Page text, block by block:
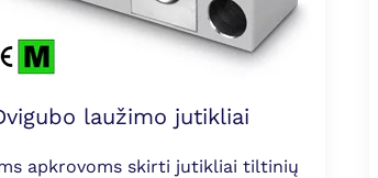
laužimo jutikliai
apkrovoms skirti jutikliai tiltinių